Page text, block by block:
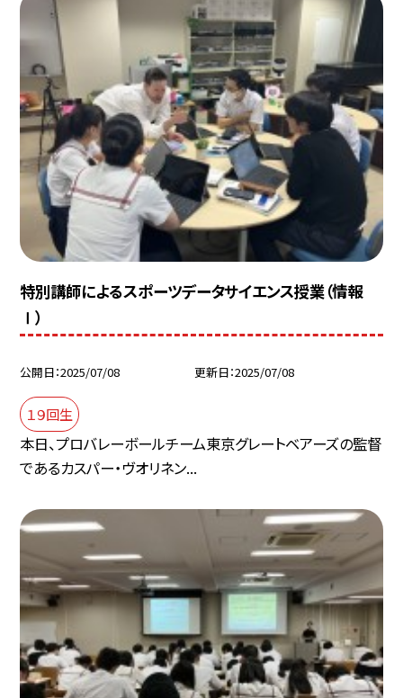
特別講師によるスポーツデータサイエンス授業（情報
Ⅰ）
公開日 2025/07/08 更新日 2025/07/08
１９回生
本日、プロバレーボールチーム東京グレートベアーズの監督
であるカスパー・ヴオリネン...